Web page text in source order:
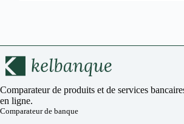
Comparateur de produits et de services
en ligne.
Comparateur de banque